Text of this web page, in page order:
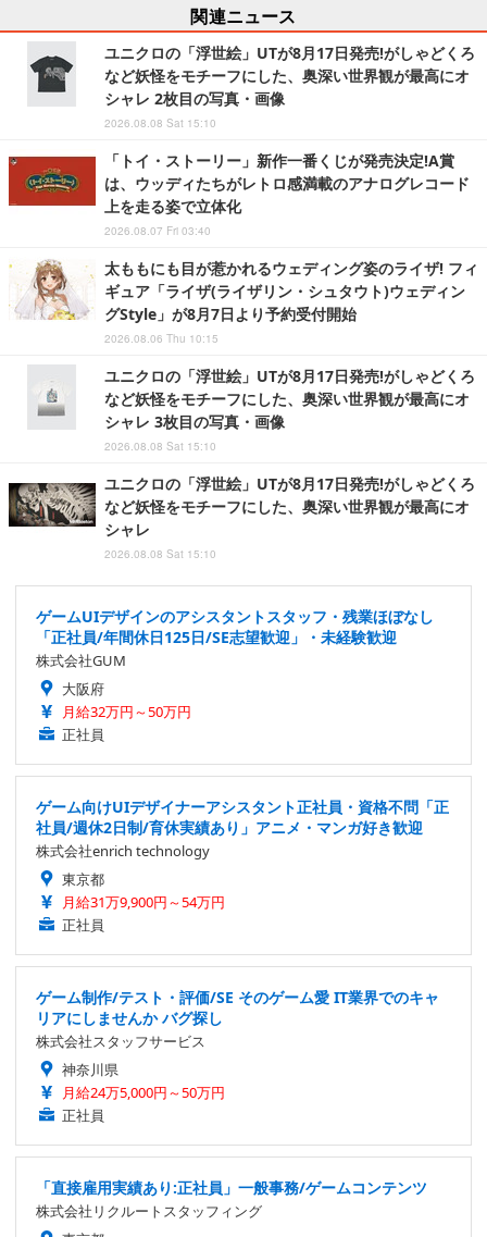
関連ニュース
ユニクロの「浮世絵」UTが8月17日発売!がしゃどくろ
など妖怪をモチーフにした、奥深い世界観が最高にオ
シャレ 2枚目の写真・画像
2026.08.08 Sat 15:10
「トイ・ストーリー」新作一番くじが発売決定!A賞
は、ウッディたちがレトロ感満載のアナログレコード
上を走る姿で立体化
2026.08.07 Fri 03:40
太ももにも目が惹かれるウェディング姿のライザ! フィ
ギュア「ライザ(ライザリン・シュタウト)ウェディン
グStyle」が8月7日より予約受付開始
2026.08.06 Thu 10:15
ユニクロの「浮世絵」UTが8月17日発売!がしゃどくろ
など妖怪をモチーフにした、奥深い世界観が最高にオ
シャレ 3枚目の写真・画像
2026.08.08 Sat 15:10
ユニクロの「浮世絵」UTが8月17日発売!がしゃどくろ
など妖怪をモチーフにした、奥深い世界観が最高にオ
シャレ
2026.08.08 Sat 15:10
ゲームUIデザインのアシスタントスタッフ・残業ほぼなし
「正社員/年間休日125日/SE志望歓迎」・未経験歓迎
株式会社GUM
大阪府
月給32万円～50万円
正社員
ゲーム向けUIデザイナーアシスタント正社員・資格不問「正
社員/週休2日制/育休実績あり」アニメ・マンガ好き歓迎
株式会社enrich technology
東京都
月給31万9,900円～54万円
正社員
ゲーム制作/テスト・評価/SE そのゲーム愛 IT業界でのキャ
リアにしませんか バグ探し
株式会社スタッフサービス
神奈川県
月給24万5,000円～50万円
正社員
「直接雇用実績あり:正社員」一般事務/ゲームコンテンツ
株式会社リクルートスタッフィング